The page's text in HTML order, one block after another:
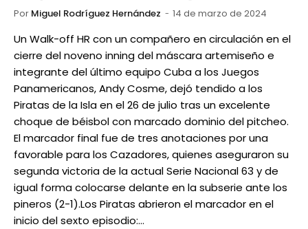
Por Miguel Rodríguez Hernández 14 de marzo de 2024
Un Walk-off HR con un compañero en circulación en el
cierre del noveno inning del máscara artemiseño e
integrante del último equipo Cuba a los Juegos
Panamericanos, Andy Cosme, dejó tendido a los
Piratas de la Isla en el 26 de julio tras un excelente
choque de béisbol con marcado dominio del pitcheo.
El marcador final fue de tres anotaciones por una
favorable para los Cazadores, quienes aseguraron su
segunda victoria de la actual Serie Nacional 63 y de
igual forma colocarse delante en la subserie ante los
pineros (2-1).Los Piratas abrieron el marcador en el
inicio del sexto episodio:…